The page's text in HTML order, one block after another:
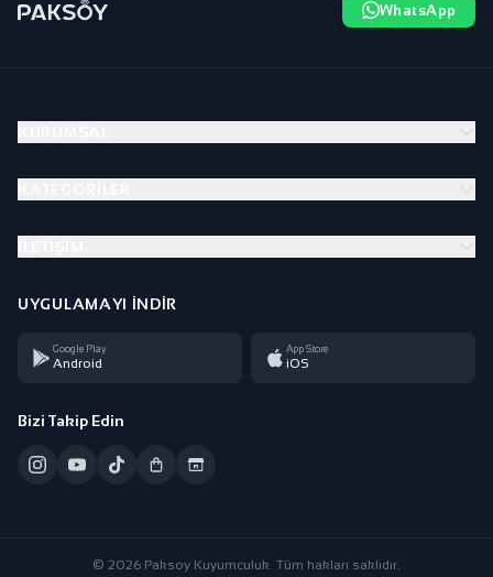
WhatsApp
UYGULAMAYI İNDIR
Google Play
Android
App Store
iOS
Bizi Takip Edin
© 2026 Paksoy Kuyumculuk. Tüm hakları saklıdır.